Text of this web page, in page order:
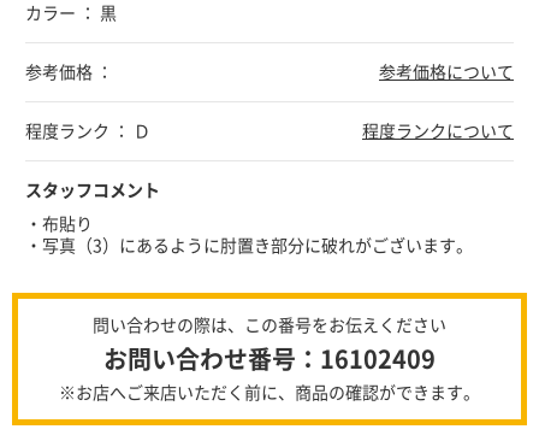
カラー ： 黒
参考価格 ： 参考価格について
程度ランク ： Ｄ 程度ランクについて
スタッフコメント
・布貼り
・写真（3）にあるように肘置き部分に破れがございます。
問い合わせの際は、この番号をお伝えください
お問い合わせ番号：16102409
※お店へご来店いただく前に、商品の確認ができます。